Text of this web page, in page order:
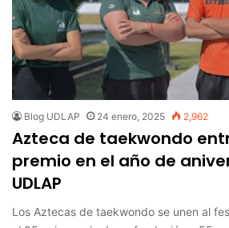
Blog UDLAP 24 enero, 2025 2,962
Azteca de taekwondo
premio en el año de
UDLAP
Los Aztecas de taekwondo se unen al